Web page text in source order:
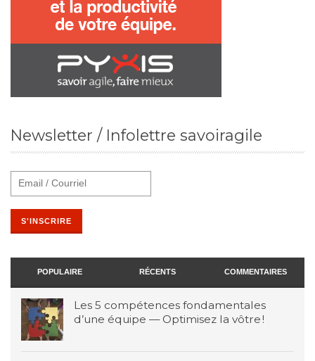
Newsletter / Infolettre savoiragile
POPULAIRE RÉCENTS COMMENTAIRES
Les 5 compétences fondamentales
d’une équipe — Optimisez la vôtre !